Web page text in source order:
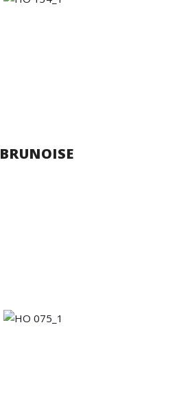
BRUNOISE